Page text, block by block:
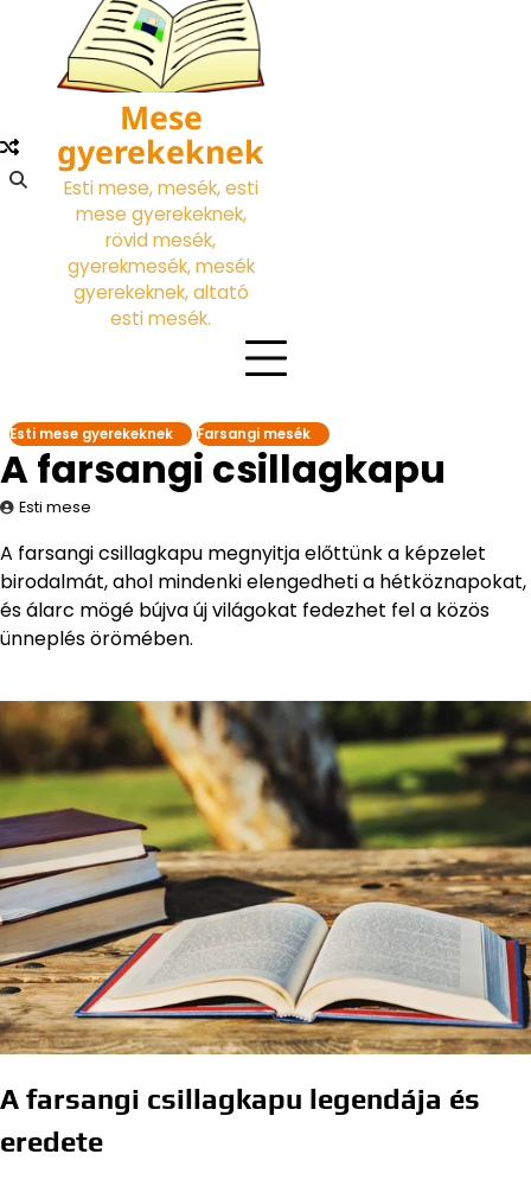
content
Mese
gyerekeknek
Esti mese, mesék, esti
mese gyerekeknek,
rövid mesék,
gyerekmesék, mesék
gyerekeknek, altató
esti mesék.
Esti mese gyerekeknek Farsangi mesék
A farsangi csillagkapu
Esti mese
A farsangi csillagkapu megnyitja előttünk a képzelet
birodalmát, ahol mindenki elengedheti a hétköznapokat,
és álarc mögé bújva új világokat fedezhet fel a közös
ünneplés örömében.
A farsangi csillagkapu legendája és
eredete